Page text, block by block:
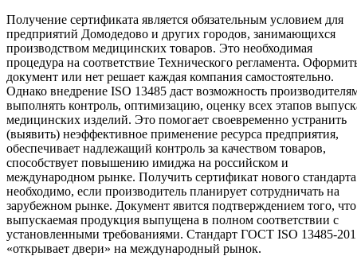
Получение сертификата является обязательным условием для
предприятий Домодедово и других городов, занимающихся
производством медицинских товаров. Это необходимая
процедура на соответствие Технического регламента.
документ или нет решает каждая компания самостоятельно.
Однако внедрение ISO 13485 даст возможность
выполнять контроль, оптимизацию, оценку всех этапов
медицинских изделий. Это помогает своевременно устранить
(выявить) неэффективное применение ресурса предприятия,
обеспечивает надлежащий контроль за качеством товаров,
способствует повышению имиджа на российском и
международном рынке. Получить сертификат нового стандарта
необходимо, если производитель планирует сотрудничать на
зарубежном рынке. Документ явится подтверждением того, что
выпускаемая продукция выпущена в полном соответствии с
установленными требованиями. Стандарт ГОСТ ISO 13485-
«открывает двери» на международный рынок.